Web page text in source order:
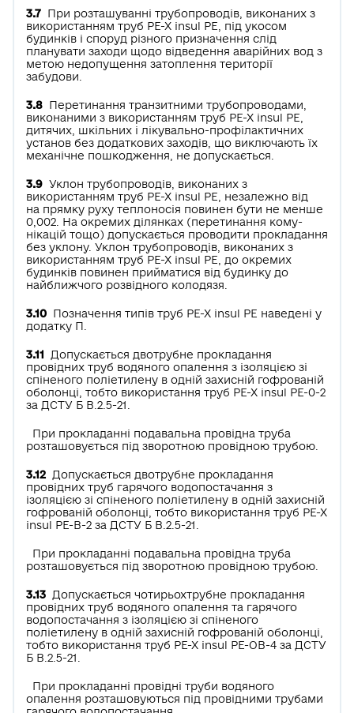
3.7 При розташуванні трубопроводів, виконаних з
використанням труб РЕ-Х insul РЕ, під укосом
будинків і споруд різного призначення слід
планувати заходи щодо відведення аварійних вод з
метою недопущення затоплення території
забудови.
3.8 Перетинання транзитними трубопроводами,
виконаними з використанням труб РЕ-Х insul РЕ,
дитячих, шкільних і лікувально-профілактичних
установ без додаткових заходів, що виключають їх
механічне пошкодження, не допускається.
3.9 Уклон трубопроводів, виконаних з
використанням труб РЕ-Х insul РЕ, незалежно від
на­ прямку руху теплоносія повинен бути не менше
0,002. На окремих ділянках (перетинання кому­
нікацій тощо) допускається проводити прокладання
без уклону. Уклон трубопроводів, виконаних з
використанням труб РЕ-Х insul РЕ, до окремих
будинків повинен прийматися від будинку до
найближчого розвідного колодязя.
3.10 Позначення типів труб РЕ-Х insul РЕ наведені у
додатку П.
3.11
Допускається двотрубне прокладання
провідних труб водяного опалення з ізоляцією зі
спіненого поліетилену в одній захисній гофрованій
оболонці, тобто використання труб РЕ-Х insul РЕ-0-2
за ДСТУ Б В.2.5-21.
При прокладанні подавальна провідна труба
розташовується під зворотною провідною трубою.
3.12 Допускається двотрубне прокладання
провідних труб гарячого водопостачання з
ізоляцією зі спіненого поліетилену в одній захисній
гофрованій оболонці, тобто використання труб РЕ-Х
insul РЕ-В-2 за ДСТУ Б В.2.5-21.
При прокладанні подавальна провідна труба
розташовується під зворотною провідною трубою.
3.13 Допускається чотирьохтрубне прокладання
провідних труб водяного опалення та гарячого
водопостачання з ізоляцією зі спіненого
поліетилену в одній захисній гофрованій оболонці,
тобто використання труб РЕ-Х insul РЕ-ОВ-4 за ДСТУ
Б В.2.5-21.
При прокладанні провідні труби водяного
опалення розташовуються під провідними трубами